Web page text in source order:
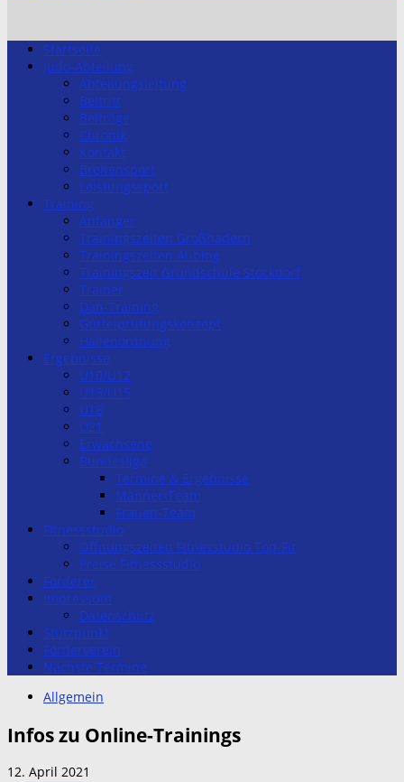
Startseite
Judo-Abteilung
Abteilungsleitung
Beitritt
Beiträge
Chronik
Kontakt
Breitensport
Leistungssport
Training
Anfänger
Trainingszeiten Großhadern
Trainingszeiten Aubing
Trainingszeit Grundschule Stockdorf
Trainer
Dan-Training
Gürtelprüfungskonzept
Hallenordnung
Ergebnisse
U10/U12
U13/U15
U18
U21
Erwachsene
Bundesliga
Termine & Ergebnisse
Männer-Team
Frauen-Team
Fitnessstudio
Öffnungszeiten Fitnesstudio Top-Fit
Preise Fitnessstudio
Förderer
Impressum
Datenschutz
Stützpunkt
Förderverein
Nächste Termine
Allgemein
Infos zu Online-Trainings
12. April 2021